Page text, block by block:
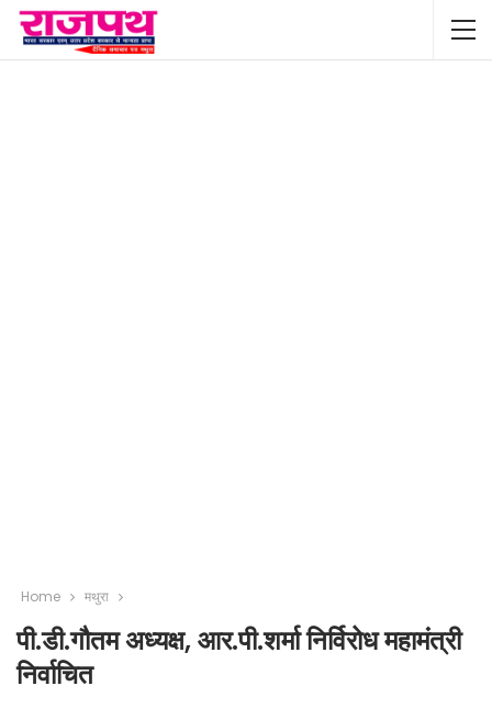
Home मथुरा
पी.डी.गौतम अध्यक्ष, आर.पी.शर्मा निर्विरोध महामंत्री
निर्वाचित